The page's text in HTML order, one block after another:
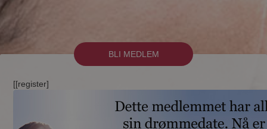
BLI MEDLEM
[[register]